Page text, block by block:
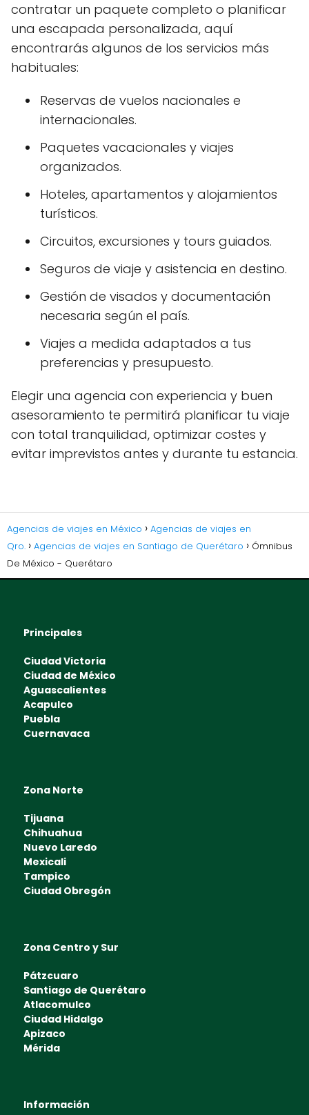
contratar un paquete completo o planificar
una escapada personalizada, aquí
encontrarás algunos de los servicios más
habituales:
Reservas de vuelos nacionales e
internacionales.
Paquetes vacacionales y viajes
organizados.
Hoteles, apartamentos y alojamientos
turísticos.
Circuitos, excursiones y tours guiados.
Seguros de viaje y asistencia en destino.
Gestión de visados y documentación
necesaria según el país.
Viajes a medida adaptados a tus
preferencias y presupuesto.
Elegir una agencia con experiencia y buen
asesoramiento te permitirá planificar tu viaje
con total tranquilidad, optimizar costes y
evitar imprevistos antes y durante tu estancia.
Agencias de viajes en México
Agencias de viajes en
Qro.
Agencias de viajes en Santiago de Querétaro
Ómnibus
De México - Querétaro
Principales
Ciudad Victoria
Ciudad de México
Aguascalientes
Acapulco
Puebla
Cuernavaca
Zona Norte
Tijuana
Chihuahua
Nuevo Laredo
Mexicali
Tampico
Ciudad Obregón
Zona Centro y Sur
Pátzcuaro
Santiago de Querétaro
Atlacomulco
Ciudad Hidalgo
Apizaco
Mérida
Información